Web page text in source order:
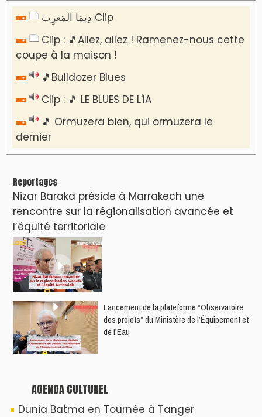
دِيمَا المَغرِب Clip
Clip : 🎵Allez, allez ! Ramenez-nous cette
coupe à la maison !
🎵Bulldozer Blues
Clip : 🎵 LE BLUES DE L'IA
🎵 Ormuzera bien, qui ormuzera le
dernier
Reportages
Nizar Baraka préside à Marrakech une
rencontre sur la régionalisation avancée et
l’équité territoriale
​Lancement de la plateforme “Observatoire
des projets” du Ministère de l’Équipement et
de l’Eau
AGENDA CULTUREL
Dunia Batma en Tournée à Tanger